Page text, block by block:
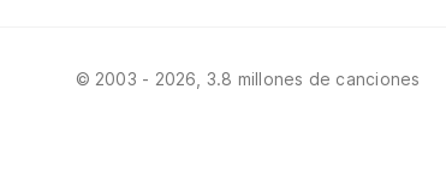
© 2003 - 2026, 3.8 millones de canciones